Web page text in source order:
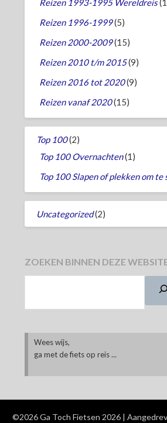
Reizen 1993-1995 Wereldreis
Reizen 1996-1999(5)
Reizen 2000-2009(15)
Reizen 2010 t/m 2015(9)
Reizen 2016 tot 2020(9)
Reizen vanaf 2020(15)
Top 100(2)
Top 100 Overnachten(1)
Top 100 Slapen of plekken om te
Uncategorized(2)
ZOEKEN BINNEN DEZE
Wees wijs,
ga met de fiets op reis ...
©2026 Ga Toch Fietsen 2026 |